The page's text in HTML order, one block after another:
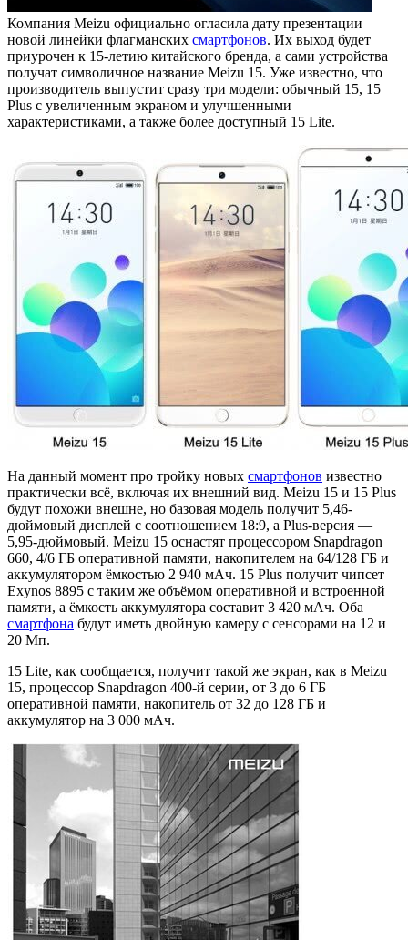
Компания Meizu официально огласила дату презентации
новой линейки флагманских смартфонов. Их выход будет
приурочен к 15-летию китайского бренда, а сами устройства
получат символичное название Meizu 15. Уже известно, что
производитель выпустит сразу три модели: обычный 15, 15
Plus с увеличенным экраном и улучшенными
характеристиками, а также более доступный 15 Lite.
На данный момент про тройку новых смартфонов известно
практически всё, включая их внешний вид. Meizu 15 и 15 Plus
будут похожи внешне, но базовая модель получит 5,46-
дюймовый дисплей с соотношением 18:9, а Plus-версия —
5,95-дюймовый. Meizu 15 оснастят процессором Snapdragon
660, 4/6 ГБ оперативной памяти, накопителем на 64/128 ГБ и
аккумулятором ёмкостью 2 940 мАч. 15 Plus получит чипсет
Exynos 8895 с таким же объёмом оперативной и встроенной
памяти, а ёмкость аккумулятора составит 3 420 мАч. Оба
смартфона будут иметь двойную камеру с сенсорами на 12 и
20 Мп.
15 Lite, как сообщается, получит такой же экран, как в Meizu
15, процессор Snapdragon 400-й серии, от 3 до 6 ГБ
оперативной памяти, накопитель от 32 до 128 ГБ и
аккумулятор на 3 000 мАч.